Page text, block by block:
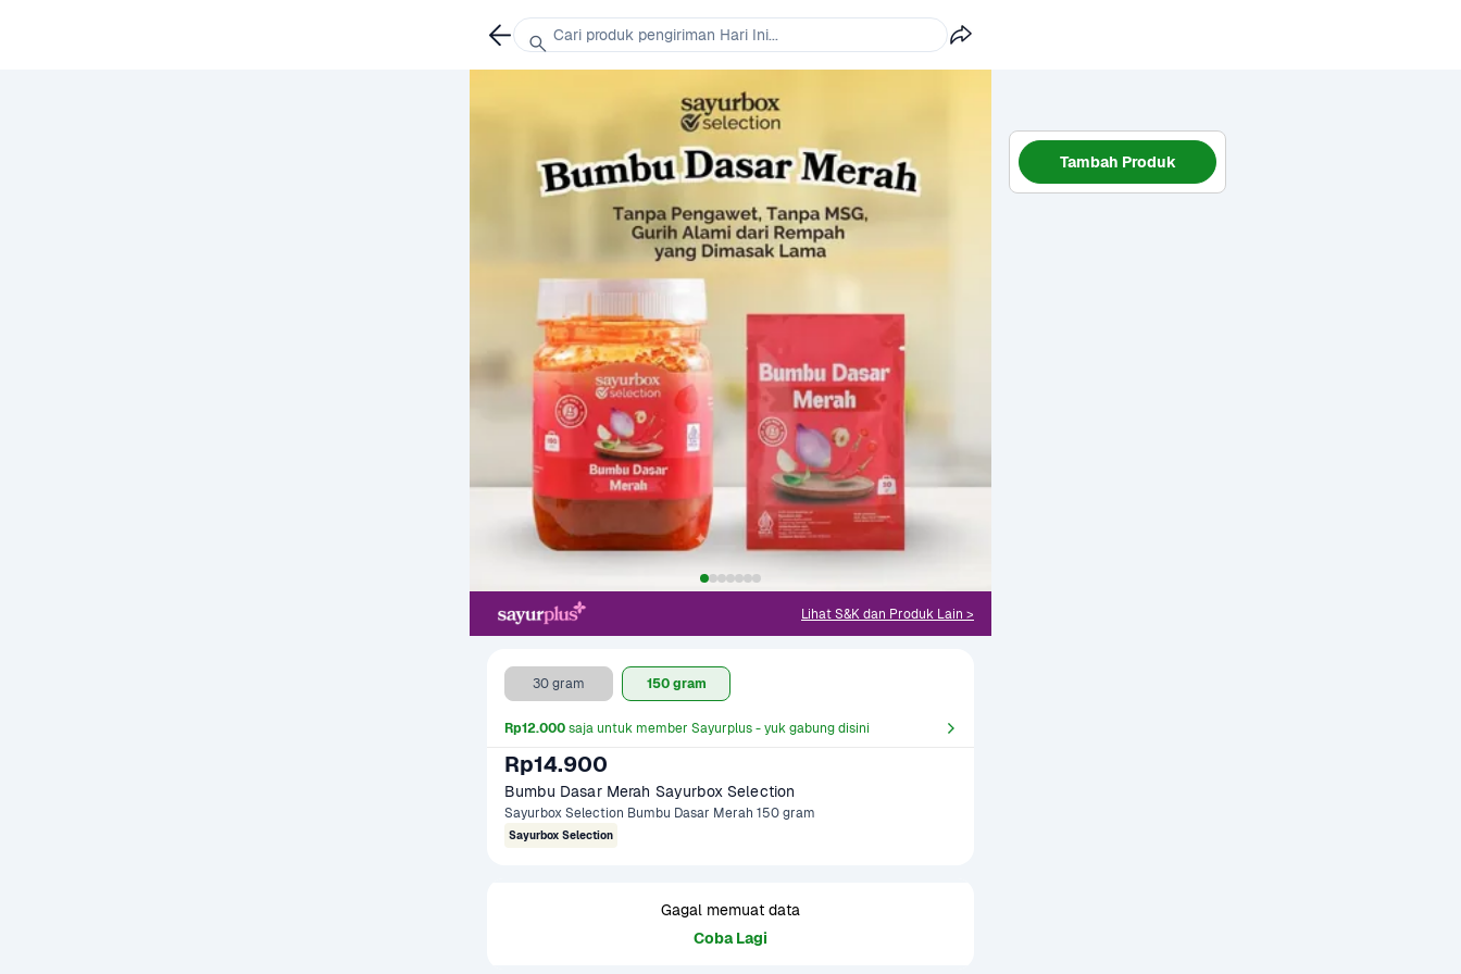
Lihat S&K dan Produk Lain >
30 gram 150 gram
Rp12.000 saja untuk member Sayurplus - yuk gabung disini
Rp14.900
Bumbu Dasar Merah Sayurbox Selection
Sayurbox Selection Bumbu Dasar Merah 150 gram
Sayurbox Selection
Gagal memuat data
Coba Lagi
Tambah Produk
Cari produk pengiriman Hari Ini...